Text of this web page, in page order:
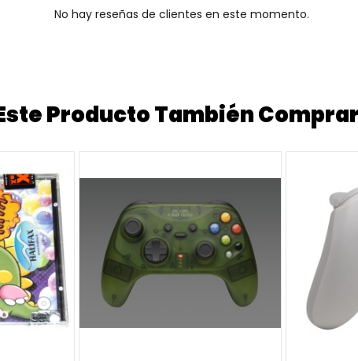
No hay reseñas de clientes en este momento.
Producto También